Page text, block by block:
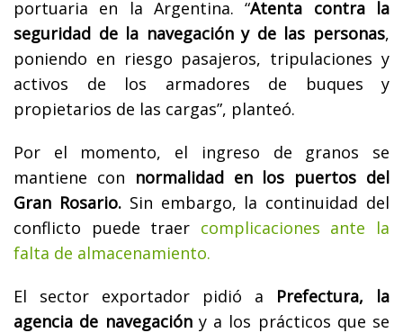
portuaria en la Argentina. “Atenta contra la
seguridad de la navegación y de las personas,
poniendo en riesgo pasajeros, tripulaciones y
activos de los armadores de buques y
propietarios de las cargas”, planteó.
Por el momento, el ingreso de granos se
mantiene con normalidad en los puertos del
Gran Rosario.Sin embargo, la continuidad del
conflicto puede traer complicaciones ante la
falta de almacenamiento.
El sector exportador pidió a Prefectura, la
agencia de navegacióny a los prácticos que se